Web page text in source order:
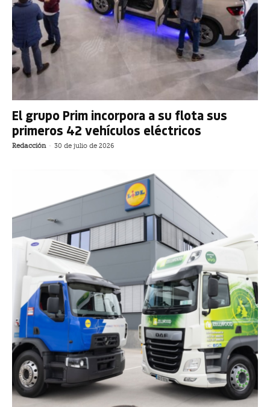
El grupo Prim incorpora a su flota sus
primeros 42 vehículos eléctricos
Redacción - 30 de julio de 2026